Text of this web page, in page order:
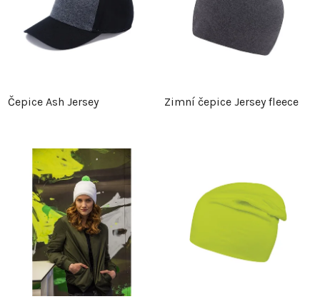
Čepice Ash Jersey Zimní čepice Jersey fleece